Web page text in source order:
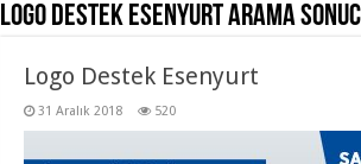
Logo Destek EsenyurtArama
Logo Destek Esenyurt
31 Aralık 2018 520